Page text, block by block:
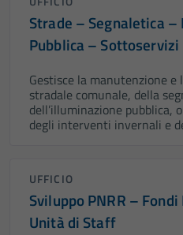
Strade – Segnaletica
Pubblica –
Gestisce la manutenzione
stradale comunale, della
dell’illuminazione pubblica,
degli interventi invernali e
UFFICIO
Sviluppo PNRR –
Unità di Staff